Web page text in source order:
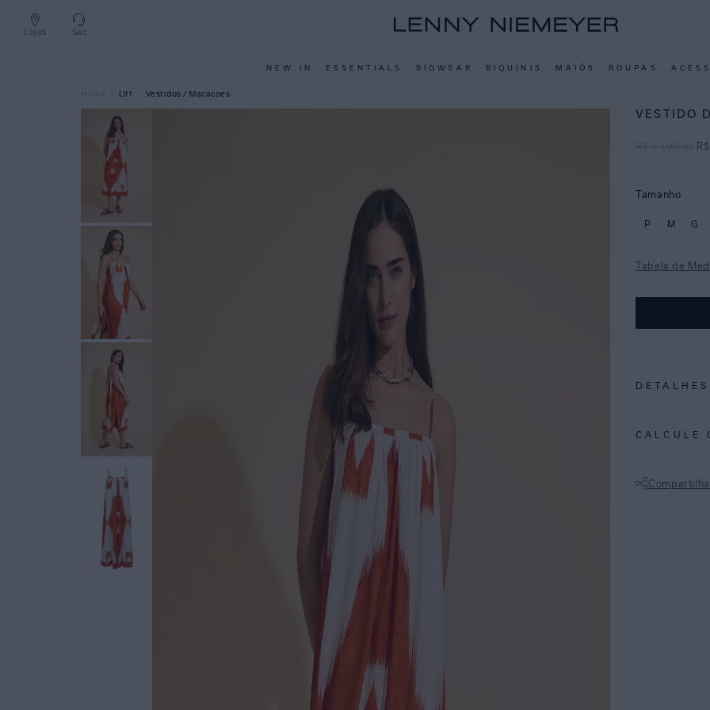
Lojas Sac
NEW IN ESSENTIALS BIOWEAR BIQUÍNIS MAIÔS ROUPAS
Off Vestidos / Macacões
VESTIDO
R$ 1.198,00 R$
Tamanho
P M G
Tabela de
CALCULE